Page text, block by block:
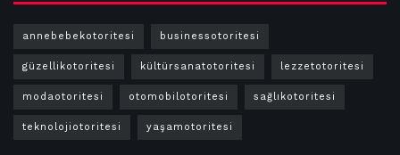
annebebekotoritesi businessotoritesi
güzellikotoritesi kültürsanatotoritesi lezzetotoritesi
modaotoritesi otomobilotoritesi sağlıkotoritesi
teknolojiotoritesi yaşamotoritesi